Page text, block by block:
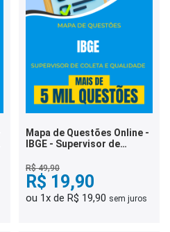
Mapa de Questões Online -
IBGE - Supervisor de
Questões
R$ 49,90
R$ 19,90
ou 1x de R$ 19,90 sem juros